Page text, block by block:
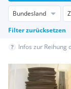
Bundesland
Filter zurücksetzen
Infos zur Reihung